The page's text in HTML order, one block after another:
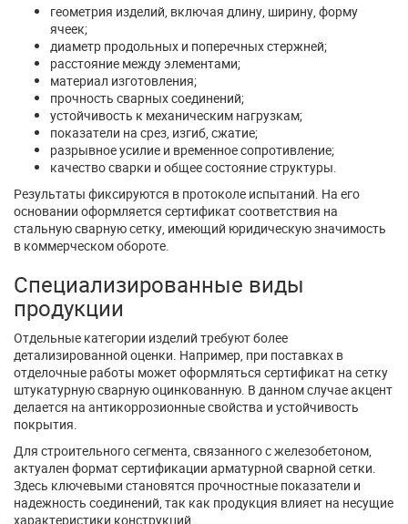
геометрия изделий, включая длину, ширину, форму
ячеек;
диаметр продольных и поперечных стержней;
расстояние между элементами;
материал изготовления;
прочность сварных соединений;
устойчивость к механическим нагрузкам;
показатели на срез, изгиб, сжатие;
разрывное усилие и временное сопротивление;
качество сварки и общее состояние структуры.
Результаты фиксируются в протоколе испытаний. На его
основании оформляется сертификат соответствия на
стальную сварную сетку, имеющий юридическую значимость
в коммерческом обороте.
Специализированные виды
продукции
Отдельные категории изделий требуют более
детализированной оценки. Например, при поставках в
отделочные работы может оформляться сертификат на сетку
штукатурную сварную оцинкованную. В данном случае акцент
делается на антикоррозионные свойства и устойчивость
покрытия.
Для строительного сегмента, связанного с железобетоном,
актуален формат сертификации арматурной сварной сетки.
Здесь ключевыми становятся прочностные показатели и
надежность соединений, так как продукция влияет на несущие
характеристики конструкций.